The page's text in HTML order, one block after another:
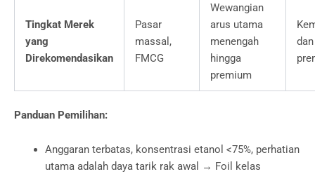
Tingkat Merek
yang
Direkomendasikan
Pasar
massal,
FMCG
Wewangian
arus utama
menengah
hingga
premium
Panduan Pemilihan:
Anggaran terbatas, konsentrasi etanol <75%, perhatian
utama adalah daya tarik rak awal → Foil kelas